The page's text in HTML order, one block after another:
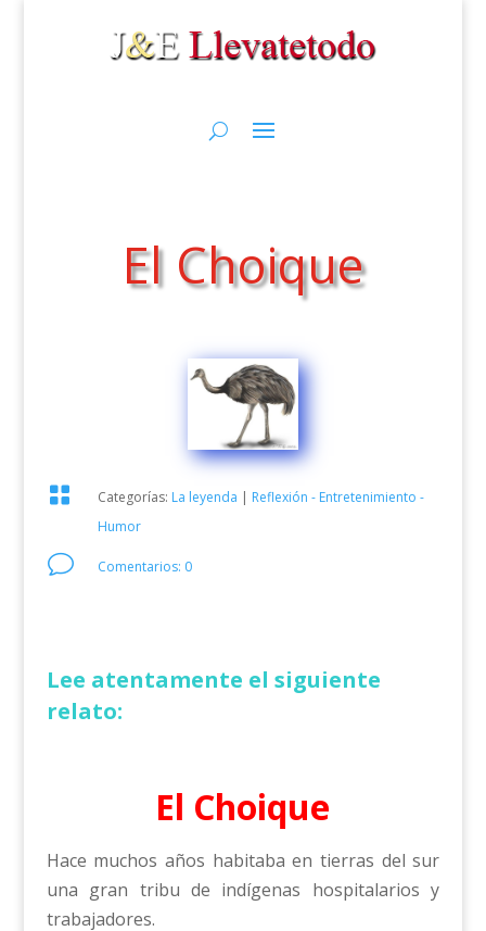
El Choique
 Categorías: La leyenda | Reflexión - Entretenimiento -
Humor
v Comentarios: 0
Lee atentamente el siguiente
relato:
El Choique
Hace muchos años habitaba en tierras del sur
una gran tribu de indígenas hospitalarios y
trabajadores.